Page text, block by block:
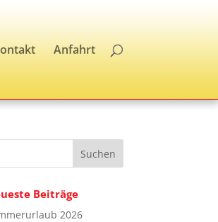
Anfahrt
Beiträge
2026